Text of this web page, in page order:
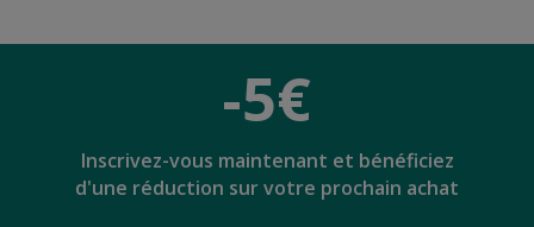
-5€
Inscrivez-vous maintenant et bénéficiez
d'une réduction sur votre prochain achat